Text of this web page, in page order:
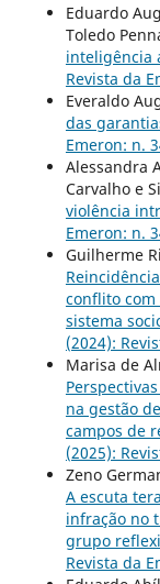
Eduardo
Toledo
inteligência
Revista da
Everaldo
das
Emeron: n.
Alessandra
Carvalho e
violência
Emeron: n.
Guilherme
conflito com
sistema
(2024):
Marisa de
na gestão
campos de
(2025):
Zeno
A escuta
infração no
grupo
Revista da